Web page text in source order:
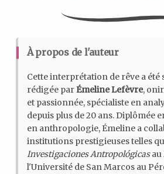
À propos de l'auteur
Cette interprétation de rêve a
rédigée parÉmeline Lefèvre,
et passionnée, spécialiste en
depuis plus de 20 ans. Diplômée
en anthropologie, Émeline a
institutions prestigieuses telles
Investigaciones Antropológicasau
l'Université de San Marcos au